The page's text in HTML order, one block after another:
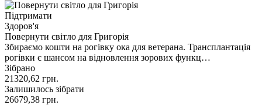
Підтримати
Здоров'я
Повернути світло для Григорія
Збираємо кошти на рогівку ока для ветерана. Трансплантація
рогівки є шансом на відновлення зорових функц…
Зібрано
21320,62 грн.
Залишилось зібрати
26679,38 грн.